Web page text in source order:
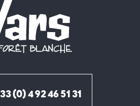
(0) 4 92 46 51 31